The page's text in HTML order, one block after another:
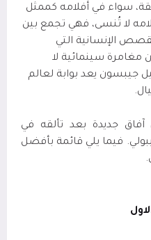
سواء في أفلامه كممثل
لا تُنسى، فهي تجمع بين
الإنسانية التي
سينمائية لا
جيبسون يعد بوابة لعالم
جديدة بعد تألقه في
فيما يلي قائمة بأفضل